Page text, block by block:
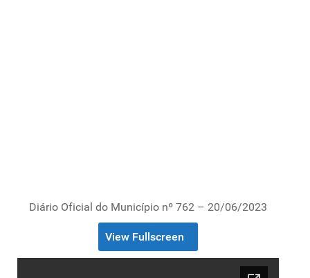
Diário Oficial do Município nº 762 – 20/06/2023
View Fullscreen